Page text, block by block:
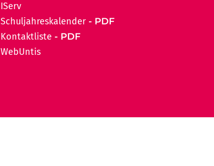
IServ
Schuljahreskalender
Kontaktliste
WebUntis